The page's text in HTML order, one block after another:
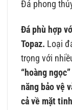
Đá phong
Đá phù hợp
Topaz. Loại
trọng với
“hoàng
năng bảo vệ
cả về mặt